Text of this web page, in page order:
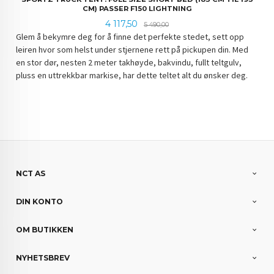
CM) PASSER F150 LIGHTNING
Tilbud
4 117,50 5 490,00Rabatt
Glem å bekymre deg for å finne det perfekte stedet, sett opp
leiren hvor som helst under stjernene rett på pickupen din. Med
en stor dør, nesten 2 meter takhøyde, bakvindu, fullt teltgulv,
pluss en uttrekkbar markise, har dette teltet alt du ønsker deg.
NCT AS
DIN KONTO
OM BUTIKKEN
NYHETSBREV